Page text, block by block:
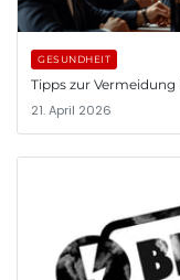
GESUNDHEIT
Tipps zur
21. April 2026